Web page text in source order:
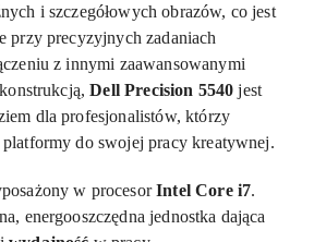
i szczegółowych obrazów, co jest
przy precyzyjnych zadaniach
z innymi zaawansowanymi
Dell Precision 5540 jest
dla profesjonalistów, którzy
do swojej pracy kreatywnej.
w procesorIntel Core i7.
energooszczędna jednostka dająca